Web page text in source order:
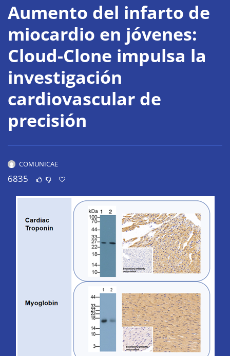
Aumento del infarto de
miocardio en jóvenes:
Cloud-Clone impulsa la
investigación
cardiovascular de
precisión
COMUNICAE
6835